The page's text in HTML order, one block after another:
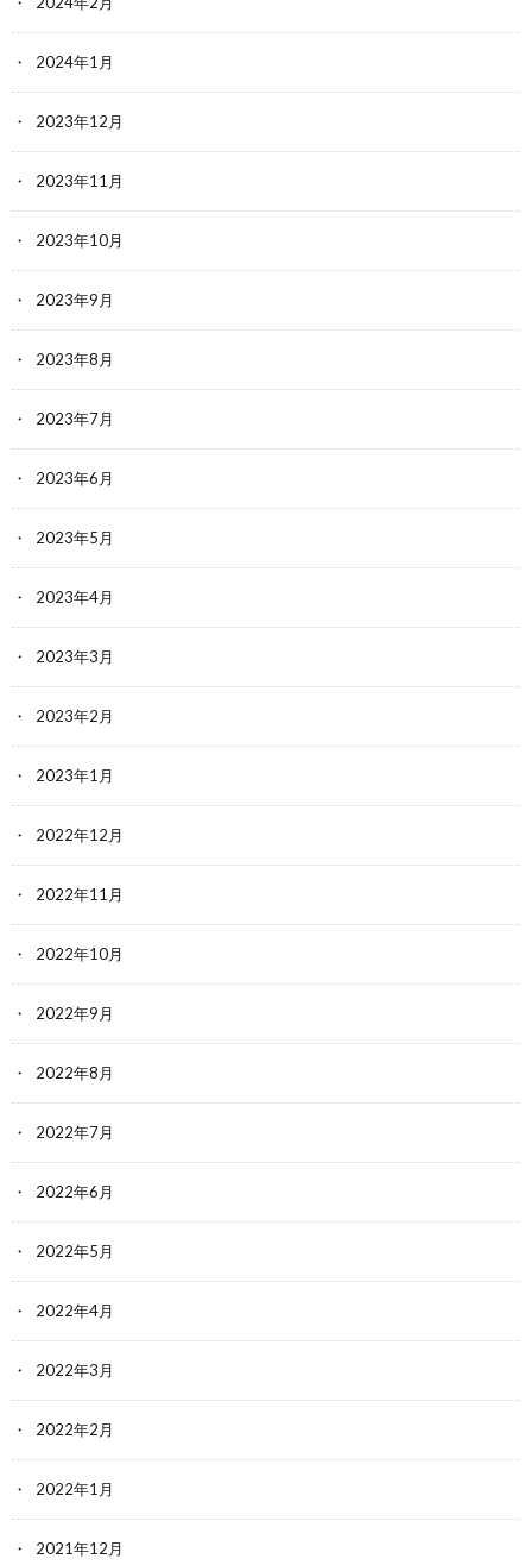
2024年1月
2023年12月
2023年11月
2023年10月
2023年9月
2023年8月
2023年7月
2023年6月
2023年5月
2023年4月
2023年3月
2023年2月
2023年1月
2022年12月
2022年11月
2022年10月
2022年9月
2022年8月
2022年7月
2022年6月
2022年5月
2022年4月
2022年3月
2022年2月
2022年1月
2021年12月